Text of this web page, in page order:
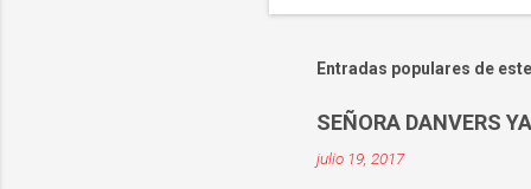
u
i
a
u
Entradas populares de
SEÑORA DANVERS
julio 19, 2017